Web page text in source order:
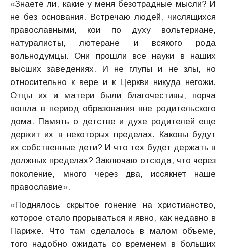
«Знаете ли, какие у меня безотрадные мысли? И
не без основания. Встречаю людей, числящихся
православными, кои по духу вольтериане,
натуралисты, лютеране и всякого рода
вольнодумцы. Они прошли все науки в наших
высших заведениях. И не глупы и не злы, но
относительно к вере и к Церкви никуда негожи.
Отцы их и матери были благочестивы; порча
вошла в период образования вне родительского
дома. Память о детстве и духе родителей еще
держит их в некоторых пределах. Каковы будут
их собственные дети? И что тех будет держать в
должных пределах? Заключаю отсюда, что через
поколение, много через два, иссякнет наше
православие».
«Поднялось скрытое гонение на христианство,
которое стало прорываться и явно, как недавно в
Париже. Что там сделалось в малом объеме,
того надобно ожидать со временем в больших